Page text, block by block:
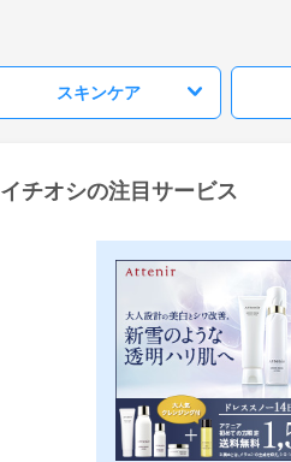
スキンケア
イチオシの注目サービス